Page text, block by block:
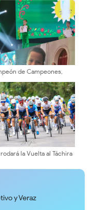
en Anzoátegui
de Campeones,
Alejandro Lacruz
conquista el bronce en
Rusia
la Vuelta al Táchira
y Veraz